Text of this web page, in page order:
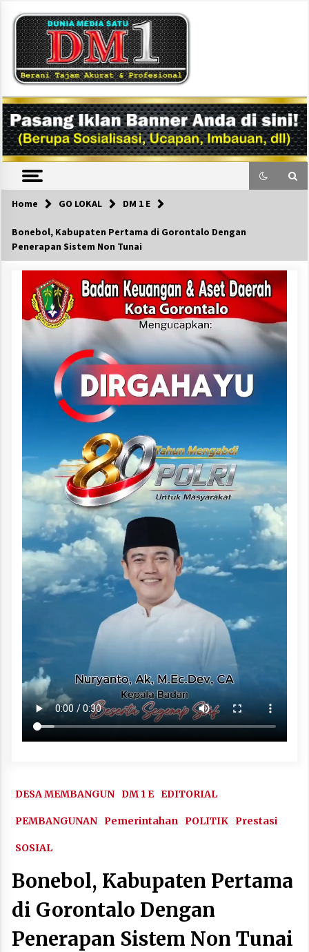
content
DM1
Home GO LOKAL DM 1 E
Bonebol, Kabupaten Pertama di Gorontalo Dengan
Penerapan Sistem Non Tunai
DESA MEMBANGUN DM 1 E EDITORIAL
PEMBANGUNAN Pemerintahan POLITIK Prestasi
SOSIAL
Bonebol, Kabupaten Pertama
di Gorontalo Dengan
Penerapan Sistem Non Tunai